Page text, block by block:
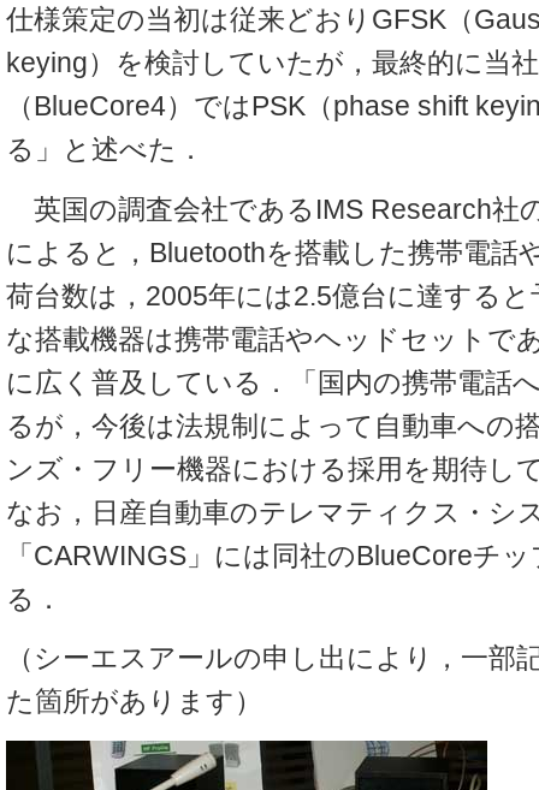
仕様策定の当初は従来どおりGFSK（
keying）を検討していたが，最終的に当
（BlueCore4）ではPSK（phase shift
る」と述べた．
英国の調査会社であるIMS Research社
によると，Bluetoothを搭載した携帯電話
荷台数は，2005年には2.5億台に達する
な搭載機器は携帯電話やヘッドセットで
に広く普及している．「国内の携帯電話
るが，今後は法規制によって自動車への
ンズ・フリー機器における採用を期待し
なお，日産自動車のテレマティクス・シ
「CARWINGS」には同社のBlueCoreチ
る．
（シーエスアールの申し出により，一部
た箇所があります）